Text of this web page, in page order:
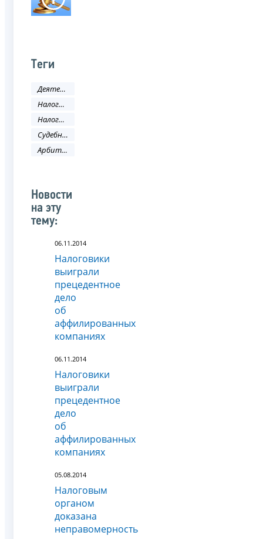
Теги
Деятельность ФНС
Налоговое законодательство
Налоговый кодекс
Судебные решения
Арбитражный суд
Новости
на эту
тему:
06.11.2014
Налоговики
выиграли
прецедентное
дело
об
аффилированных
компаниях
06.11.2014
Налоговики
выиграли
прецедентное
дело
об
аффилированных
компаниях
05.08.2014
Налоговым
органом
доказана
неправомерность